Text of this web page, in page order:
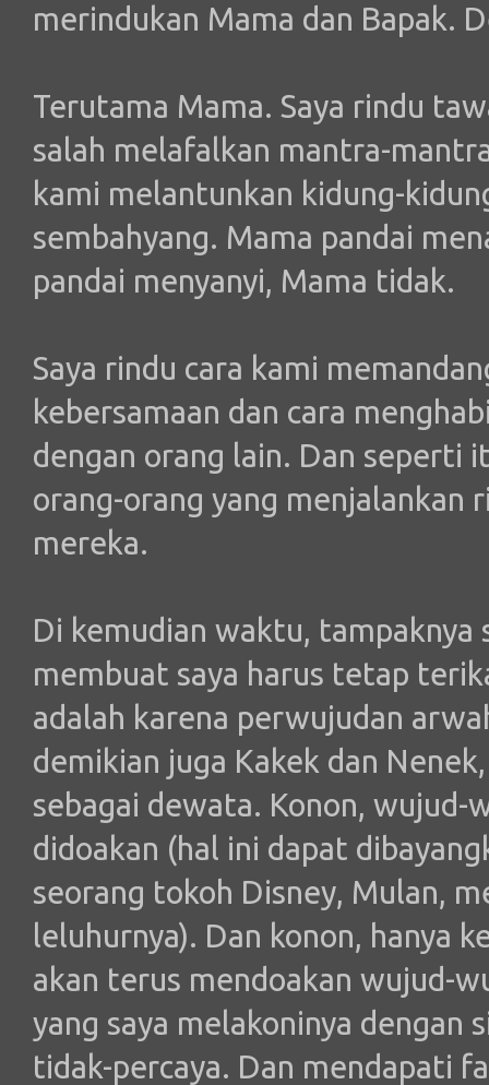
merindukan Mama dan Bapak.
Terutama Mama. Saya rindu
salah melafalkan mantra-
kami melantunkan kidung-
sembahyang. Mama pandai
pandai menyanyi, Mama tidak.
Saya rindu cara kami
kebersamaan dan cara
dengan orang lain. Dan seperti
orang-orang yang menjalankan
mereka.
Di kemudian waktu, tampaknya
membuat saya harus tetap
adalah karena perwujudan
demikian juga Kakek dan
sebagai dewata. Konon,
didoakan (hal ini dapat
seorang tokoh Disney, Mulan,
leluhurnya). Dan konon, hanya
akan terus mendoakan wujud-
yang saya melakoninya dengan
tidak-percaya. Dan mendapati